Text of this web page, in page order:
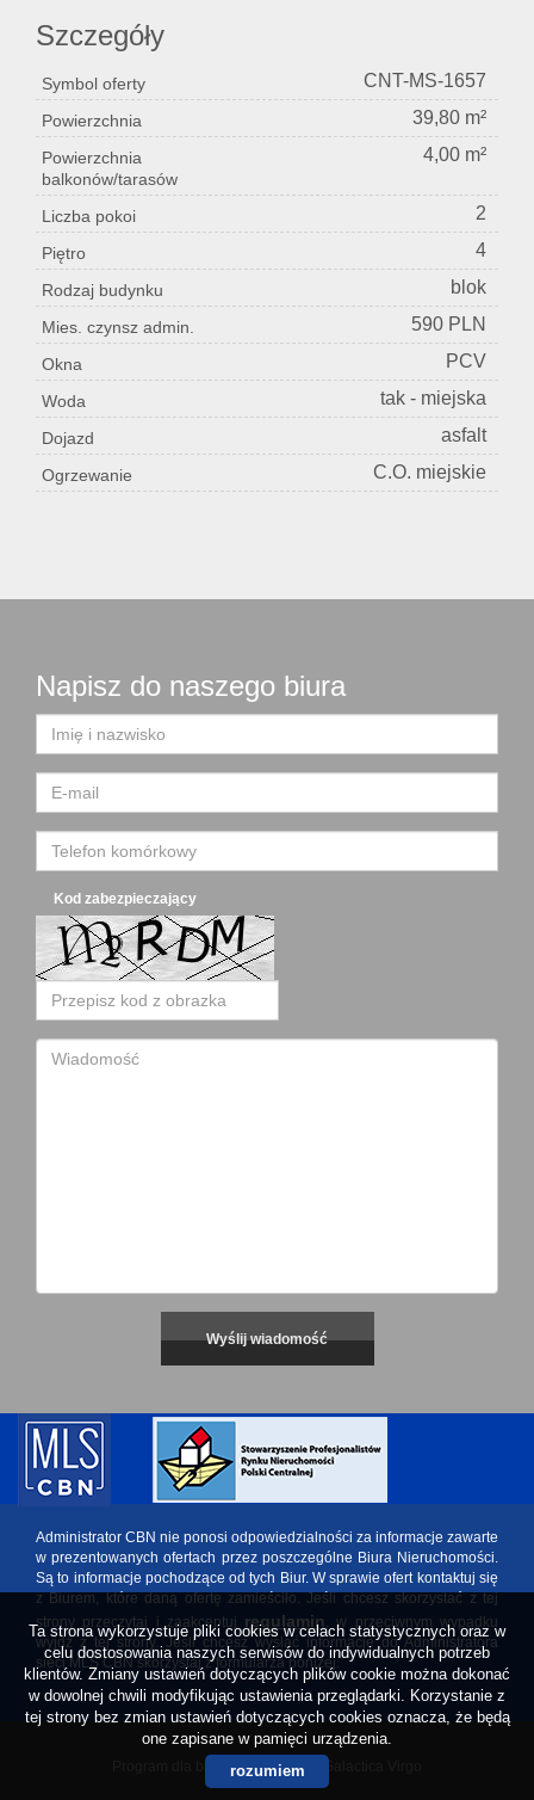
Szczegóły
Symbol oferty CNT-MS-1657
Powierzchnia 39,80 m²
Powierzchnia
balkonów/tarasów
4,00 m²
Liczba pokoi 2
Piętro 4
Rodzaj budynku blok
Mies. czynsz admin. 590 PLN
Okna PCV
Woda tak - miejska
Dojazd asfalt
Ogrzewanie C.O. miejskie
Napisz do naszego biura
Kod zabezpieczający
Administrator CBN nie ponosi odpowiedzialności za informacje zawarte
w prezentowanych ofertach przez poszczególne Biura Nieruchomości.
Są to informacje pochodzące od tych Biur. W sprawie ofert kontaktuj się
z Biurem, które daną ofertę zamieściło. Jeśli chcesz skorzystać z tej
strony przeczytaj i zaakceptuj regulamin, w przeciwnym wypadku
wyjdź z tej strony. Jeśli chcesz wysłać informację do Administratora
sieci MLS CBN skorzystaj z formularza poniżej.
Program dla biur nieruchomości
Ta strona wykorzystuje pliki cookies w celach statystycznych oraz w
celu dostosowania naszych serwisów do indywidualnych potrzeb
klientów. Zmiany ustawień dotyczących plików cookie można dokonać
w dowolnej chwili modyfikując ustawienia przeglądarki. Korzystanie z
tej strony bez zmian ustawień dotyczących cookies oznacza, że będą
one zapisane w pamięci urządzenia.
rozumiem